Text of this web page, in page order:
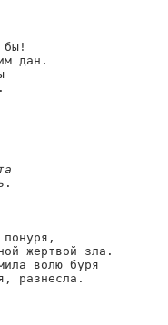
дан.
.
жертвой зла.
волю буря
разнесла.